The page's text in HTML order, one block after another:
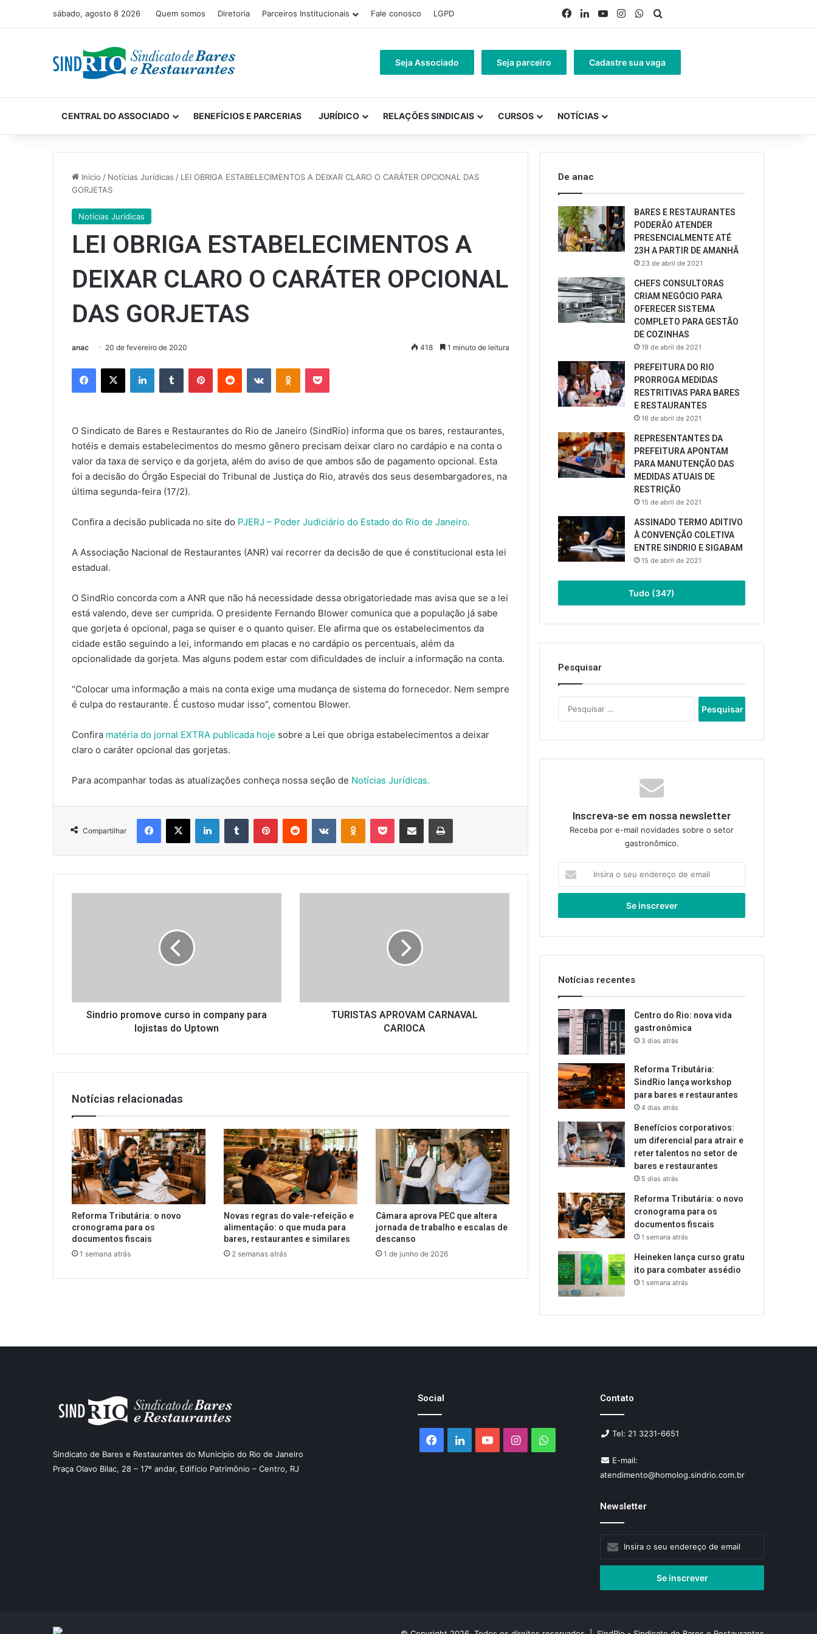
sábado, agosto 8 2026 Quem somos Diretoria Parceiros Institucionais Fale conosco LGPD Facebook
LinkedinYouTubeInstagramWhatsApp
Seja Associado Seja parceiro Cadastre sua vaga
CENTRAL DO ASSOCIADO BENEFÍCIOS E PARCERIAS JURÍDICO RELAÇÕES SINDICAIS CURSOS NOTÍCIAS
Início / Notícias Jurídicas / LEI OBRIGA ESTABELECIMENTOS A DEIXAR CLARO O CARÁTER OPCIONAL DAS
GORJETAS
Notícias Jurídicas
LEI OBRIGA ESTABELECIMENTOS A
DEIXAR CLARO O CARÁTER OPCIONAL
DAS GORJETAS
anac 20 de fevereiro de 2020 418 1 minuto de leitura
Facebook
X LinkedinTumblr PinterestReddit VK OK Pocket
O Sindicato de Bares e Restaurantes do Rio de Janeiro (SindRio) informa que os bares, restaurantes,
hotéis e demais estabelecimentos do mesmo gênero precisam deixar claro no cardápio e na conta o
valor da taxa de serviço e da gorjeta, além do aviso de que ambos são de pagamento opcional. Esta
foi a decisão do Órgão Especial do Tribunal de Justiça do Rio, através dos seus desembargadores, na
última segunda-feira (17/2).
Confira a decisão publicada no site do PJERJ – Poder Judiciário do Estado do Rio de Janeiro.
A Associação Nacional de Restaurantes (ANR) vai recorrer da decisão de que é constitucional esta lei
estadual.
O SindRio concorda com a ANR que não há necessidade dessa obrigatoriedade mas avisa que se a lei
está valendo, deve ser cumprida. O presidente Fernando Blower comunica que a população já sabe
que gorjeta é opcional, paga se quiser e o quanto quiser. Ele afirma que os estabelecimentos da
cidade estão seguindo a lei, informando em placas e no cardápio os percentuais, além da
opcionalidade da gorjeta. Mas alguns podem estar com dificuldades de incluir a informação na conta.
“Colocar uma informação a mais na conta exige uma mudança de sistema do fornecedor. Nem sempre
é culpa do restaurante. É custoso mudar isso”, comentou Blower.
Confira matéria do jornal EXTRA publicada hoje sobre a Lei que obriga estabelecimentos a deixar
claro o caráter opcional das gorjetas.
Para acompanhar todas as atualizações conheça nossa seção de Notícias Jurídicas.
Compartilhar
Facebook
X LinkedinTumblr PinterestReddit VK OK Pocket Compartilhar via e-mail Imprimir
Uptown
Sindrio promove curso in company para
lojistas do Uptown
TURISTAS APROVAM CARNAVAL
CARIOCA
Notícias relacionadas
Reforma Tributária: o novo
cronograma para os
documentos fiscais
1 semana atrás
Novas regras do vale-refeição e
alimentação: o que muda para
bares, restaurantes e similares
2 semanas atrás
Câmara aprova PEC que altera
jornada de trabalho e escalas de
descanso
1 de junho de 2026
De anac
BARES E RESTAURANTES
PODERÃO ATENDER
PRESENCIALMENTE ATÉ
23H A PARTIR DE AMANHÃ
23 de abril de 2021
CHEFS CONSULTORAS
CRIAM NEGÓCIO PARA
OFERECER SISTEMA
COMPLETO PARA GESTÃO
DE COZINHAS
19 de abril de 2021
PREFEITURA DO RIO
PRORROGA MEDIDAS
RESTRITIVAS PARA BARES
E RESTAURANTES
16 de abril de 2021
REPRESENTANTES DA
PREFEITURA APONTAM
PARA MANUTENÇÃO DAS
MEDIDAS ATUAIS DE
RESTRIÇÃO
15 de abril de 2021
ASSINADO TERMO ADITIVO
À CONVENÇÃO COLETIVA
ENTRE SINDRIO E SIGABAM
15 de abril de 2021
Tudo (347)
Pesquisar
por:
Inscreva-se em nossa newsletter
Receba por e-mail novidades sobre o setor
gastronômico.
seu
de
Notícias recentes
Centro do Rio: nova vida
gastronômica
3 dias atrás
Reforma Tributária:
SindRio lança workshop
para bares e restaurantes
4 dias atrás
Benefícios corporativos:
um diferencial para atrair e
reter talentos no setor de
bares e restaurantes
5 dias atrás
Reforma Tributária: o novo
cronograma para os
documentos fiscais
1 semana atrás
Heineken lança curso gratu
ito para combater assédio
1 semana atrás
Sindicato de Bares e Restaurantes do Município do Rio de Janeiro
Praça Olavo Bilac, 28 – 17º andar, Edifício Patrimônio – Centro, RJ
Social
Facebook
LinkedinYouTubeInstagramWhatsApp
Contato
Tel: 21 3231-6651
E-mail:
atendimento@homolog.sindrio.com.br
Newsletter
seu
de